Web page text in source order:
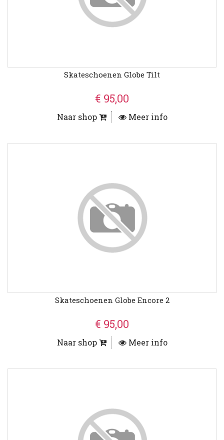
Skateschoenen Globe Tilt
€ 95,00
Naar shop Meer info
Skateschoenen Globe Encore 2
€ 95,00
Naar shop Meer info